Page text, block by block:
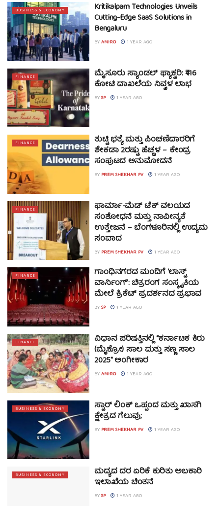
BUSINESS & ECONOMY Kritikalpam Technologies Unveils
Cutting-Edge SaaS Solutions in
Bengaluru
BYAMIRO 1 YEAR AGO
FINANCE ಮೈಸೂರು ಸ್ಯಾಂಡಲ್ ಫ್ಯಾಕ್ಟರಿ: ₹416
ಕೋಟಿ ದಾಖಲೆಯ ನಿವ್ವಳ ಲಾಭ
BYSP 1 YEAR AGO
FINANCE ತುಟ್ಟಿ ಭತ್ಯೆ ಮತ್ತು ಪಿಂಚಣಿದಾರರಿಗೆ
ಶೇಕಡಾ 2ರಷ್ಟು ಹೆಚ್ಚಳ – ಕೇಂದ್ರ
ಸಂಪುಟದ ಅನುಮೋದನೆ
BY PREM SHEKHAR PV 1 YEAR AGO
FINANCE ಫಾರ್ಮಾ-ಮೆಡ್‌ ಟೆಕ್ ವಲಯದ
ಸಂಶೋಧನೆ ಮತ್ತು ನಾವೀನ್ಯತೆ
ಉತ್ತೇಜನೆ – ಬೆಂಗಳೂರಿನಲ್ಲಿ ಉದ್ಯಮ
ಸಂವಾದ
BY PREM SHEKHAR PV 1 YEAR AGO
FINANCE ಗಾಂಧಿನಗರದ ಮಂದಿಗೆ ‘ಲಾಸ್ಟ್
ವಾರ್ನಿಂಗ್’: ಚಿತ್ರರಂಗ ಸಂಸ್ಕೃತಿಯ
ಮೇಲೆ ಕ್ರಿಕೆಟ್ ಪ್ರದರ್ಶನದ ಪ್ರಭಾವ
BYSP 1 YEAR AGO
FINANCE ವಿಧಾನ ಪರಿಷತ್ತಿನಲ್ಲಿ “ಕರ್ನಾಟಕ ಕಿರು
(ಮೈಕ್ರೋ) ಸಾಲ ಮತ್ತು ಸಣ್ಣ ಸಾಲ
2025″ ಅಂಗೀಕಾರ
BYAMIRO 1 YEAR AGO
BUSINESS & ECONOMY ಸ್ಟಾರ್ ಲಿಂಕ್ ಒಪ್ಪಂದ ಮತ್ತು ಖಾಸಗಿ
ಕ್ಷೇತ್ರದ ಗೆಲುವು;
BY PREM SHEKHAR PV 1 YEAR AGO
BUSINESS & ECONOMY ಮದ್ಯದ ದರ ಏರಿಕೆ ಕುರಿತು ಅಬಕಾರಿ
ಇಲಾಖೆಯ ಚಿಂತನೆ
BYSP 1 YEAR AGO